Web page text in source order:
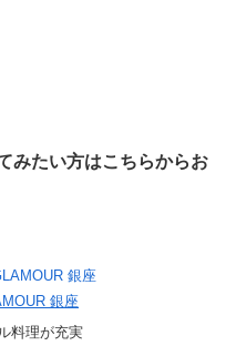
みたい方はこちらからお
銀座
料理が充実